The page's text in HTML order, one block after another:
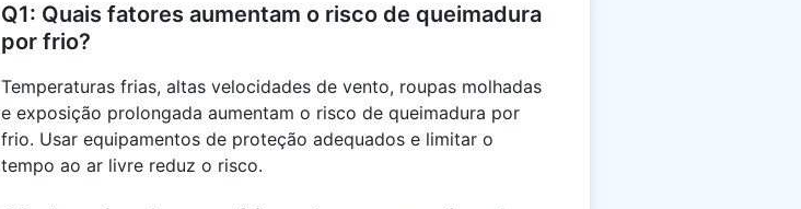
Q1: Quais fatores aumentam o risco de queimadura
por frio?
Temperaturas frias, altas velocidades de vento, roupas molhadas
e exposição prolongada aumentam o risco de queimadura por
frio. Usar equipamentos de proteção adequados e limitar o
tempo ao ar livre reduz o risco.